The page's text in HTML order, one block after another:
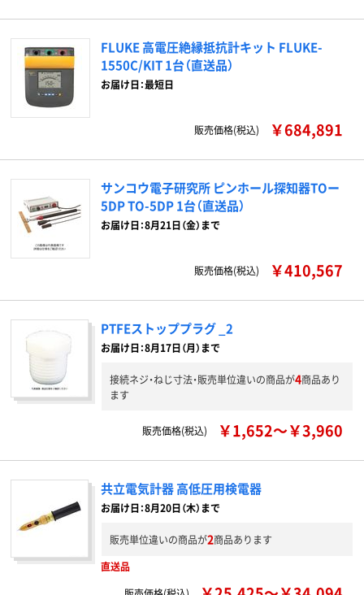
FLUKE 高電圧絶縁抵抗計キット FLUKE-
1550C/KIT 1台（直送品）
お届け日：最短日
販売価格(税込) ￥684,891
サンコウ電子研究所 ピンホール探知器TOー
5DP TO-5DP 1台（直送品）
お届け日：8月21日（金）まで
販売価格(税込) ￥410,567
PTFEストッププラグ _2
お届け日：8月17日（月）まで
接続ネジ・ねじ寸法・販売単位違いの商品が4商品あり
ます
販売価格(税込) ￥1,652～￥3,960
共立電気計器 高低圧用検電器
お届け日：8月20日（木）まで
販売単位違いの商品が2商品あります
直送品